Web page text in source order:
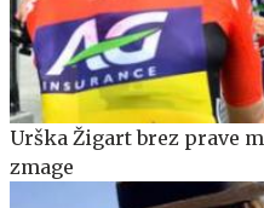
Urška Žigart brez prave
zmage